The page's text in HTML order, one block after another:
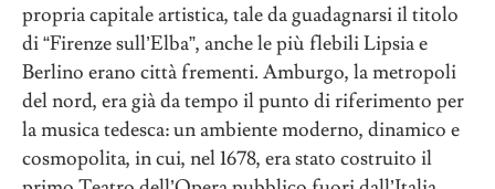
propria capitale artistica, tale da guadagnarsi il titolo
di “Firenze sull’Elba”, anche le più flebili Lipsia e
Berlino erano città frementi. Amburgo, la metropoli
del nord, era già da tempo il punto di riferimento per
la musica tedesca: un ambiente moderno, dinamico e
cosmopolita, in cui, nel 1678, era stato costruito il